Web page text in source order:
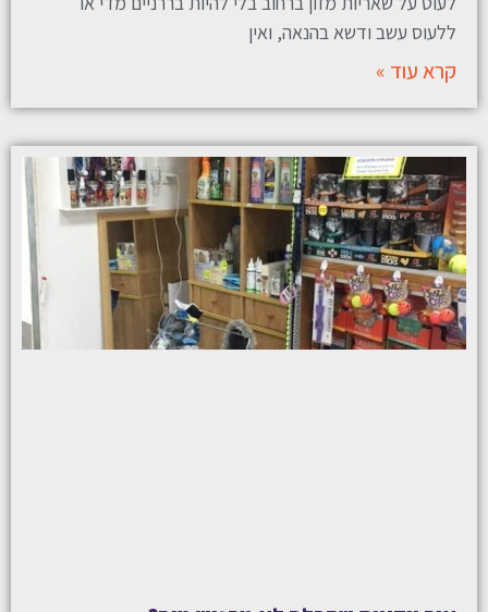
ללעוס עשב ודשא בהנאה, ואין
קרא עוד »